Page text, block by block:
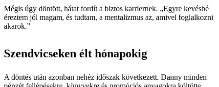
Mégis úgy döntött, hátat fordít a biztos karriernek. „Egyre kevésbé
éreztem jól magam, és tudtam, a mentalizmus az, amivel foglalkozni
akarok.”
Szendvicseken élt hónapokig
A döntés után azonban nehéz időszak következett. Danny minden